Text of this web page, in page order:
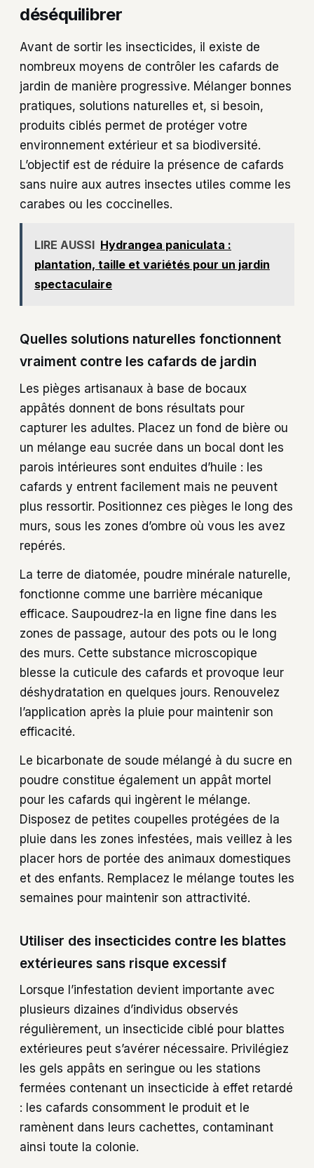
déséquilibrer
Avant de sortir les insecticides, il existe de
nombreux moyens de contrôler les cafards de
jardin de manière progressive. Mélanger bonnes
pratiques, solutions naturelles et, si besoin,
produits ciblés permet de protéger votre
environnement extérieur et sa biodiversité.
L’objectif est de réduire la présence de cafards
sans nuire aux autres insectes utiles comme les
carabes ou les coccinelles.
LIRE AUSSI Hydrangea paniculata :
plantation, taille et variétés pour un jardin
spectaculaire
Quelles solutions naturelles fonctionnent
vraiment contre les cafards de jardin
Les pièges artisanaux à base de bocaux
appâtés donnent de bons résultats pour
capturer les adultes. Placez un fond de bière ou
un mélange eau sucrée dans un bocal dont les
parois intérieures sont enduites d’huile : les
cafards y entrent facilement mais ne peuvent
plus ressortir. Positionnez ces pièges le long des
murs, sous les zones d’ombre où vous les avez
repérés.
La terre de diatomée, poudre minérale naturelle,
fonctionne comme une barrière mécanique
efficace. Saupoudrez-la en ligne fine dans les
zones de passage, autour des pots ou le long
des murs. Cette substance microscopique
blesse la cuticule des cafards et provoque leur
déshydratation en quelques jours. Renouvelez
l’application après la pluie pour maintenir son
efficacité.
Le bicarbonate de soude mélangé à du sucre en
poudre constitue également un appât mortel
pour les cafards qui ingèrent le mélange.
Disposez de petites coupelles protégées de la
pluie dans les zones infestées, mais veillez à les
placer hors de portée des animaux domestiques
et des enfants. Remplacez le mélange toutes les
semaines pour maintenir son attractivité.
Utiliser des insecticides contre les blattes
extérieures sans risque excessif
Lorsque l’infestation devient importante avec
plusieurs dizaines d’individus observés
régulièrement, un insecticide ciblé pour blattes
extérieures peut s’avérer nécessaire. Privilégiez
les gels appâts en seringue ou les stations
fermées contenant un insecticide à effet retardé
: les cafards consomment le produit et le
ramènent dans leurs cachettes, contaminant
ainsi toute la colonie.